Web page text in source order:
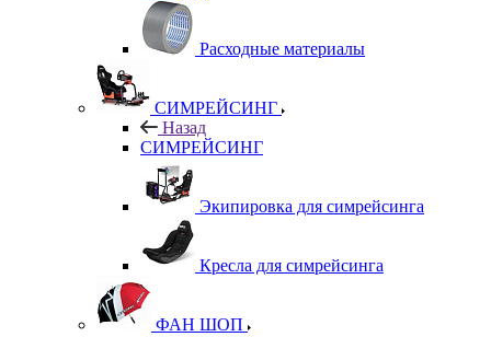
Расходные материалы
СИМРЕЙСИНГ
Назад
СИМРЕЙСИНГ
Экипировка для симрейсинга
Кресла для симрейсинга
ФАН ШОП